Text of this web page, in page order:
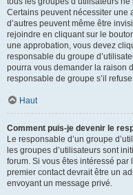
Certains peuvent nécessiter une
d’autres peuvent même être
rejoindre en cliquant sur le
une approbation, vous devez
responsable du groupe
pourra vous demander la raison
responsable de groupe s’il
Haut
Comment puis-je devenir le
Le responsable d’un groupe
les groupes d’utilisateurs sont
forum. Si vous êtes intéressé par
premier contact devrait être un
envoyant un message privé.